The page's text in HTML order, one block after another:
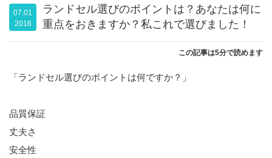
ランドセル選びのポイントは？あなたは何に
重点をおきますか？私これで選びました！
07.01
2016
この記事は5分で読めます
「ランドセル選びのポイントは何ですか？」
品質保証
丈夫さ
安全性